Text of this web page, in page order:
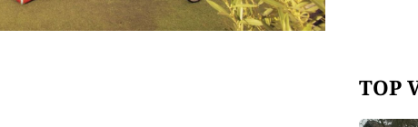
TOP